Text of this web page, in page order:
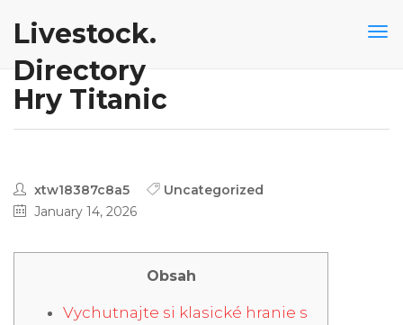
Livestock.
Directory
Hry Titanic
xtw18387c8a5
Uncategorized
January 14, 2026
Obsah
Vychutnajte si klasické hranie s